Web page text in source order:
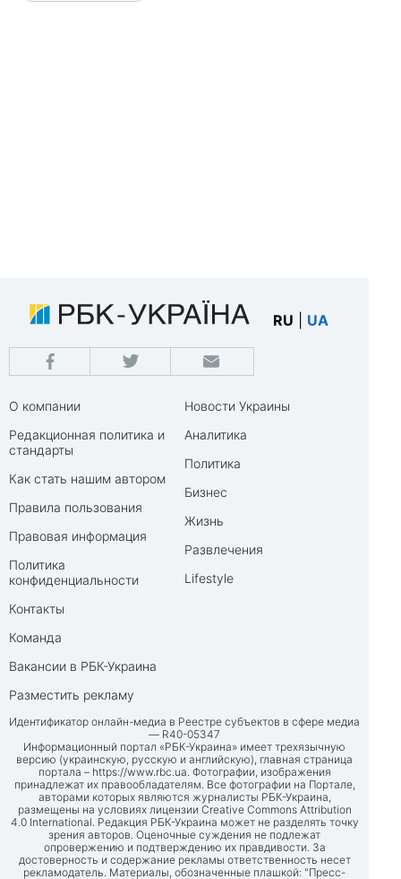
RU UA
О компании
Редакционная политика и
стандарты
Как стать нашим автором
Правила пользования
Правовая информация
Политика
конфиденциальности
Контакты
Команда
Вакансии в РБК-Украина
Разместить рекламу
Новости Украины
Аналитика
Политика
Бизнес
Жизнь
Развлечения
Lifestyle
Идентификатор онлайн-медиа в Реестре субъектов в сфере медиа
— R40-05347
Информационный портал «РБК-Украина» имеет трехязычную
версию (украинскую, русскую и английскую), главная страница
портала – https://www.rbc.ua. Фотографии, изображения
принадлежат их правообладателям. Все фотографии на Портале,
авторами которых являются журналисты РБК-Украина,
размещены на условиях лицензии Creative Commons Attribution
4.0 International. Редакция РБК-Украина может не разделять точку
зрения авторов. Оценочные суждения не подлежат
опровержению и подтверждению их правдивости. За
достоверность и содержание рекламы ответственность несет
рекламодатель. Материалы, обозначенные плашкой: "Пресс-